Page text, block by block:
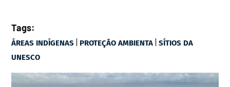
Tags:
ÁREAS INDÍGENAS | PROTEÇÃO AMBIENTA |SÍTIOS DA
UNESCO